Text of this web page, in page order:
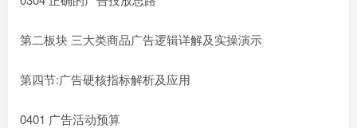
第二板块 三大类商品广告逻辑详解及实操演示
第四节:广告硬核指标解析及应用
0401 广告活动预算